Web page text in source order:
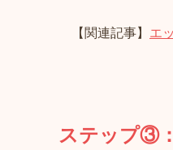
【関連記事】 エ
ステップ③